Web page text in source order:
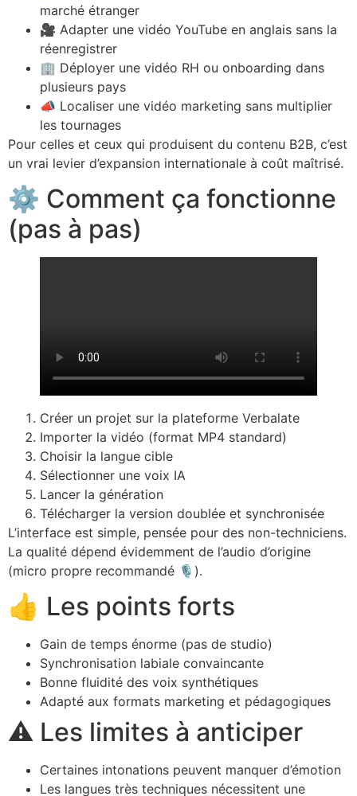
marché étranger
🎥 Adapter une vidéo YouTube en anglais sans la
réenregistrer
🏢 Déployer une vidéo RH ou onboarding dans
plusieurs pays
📣 Localiser une vidéo marketing sans multiplier
les tournages
Pour celles et ceux qui produisent du contenu B2B, c’est
un vrai levier d’expansion internationale à coût maîtrisé.
⚙️ Comment ça fonctionne
(pas à pas)
Créer un projet sur la plateforme Verbalate
Importer la vidéo (format MP4 standard)
Choisir la langue cible
Sélectionner une voix IA
Lancer la génération
Télécharger la version doublée et synchronisée
L’interface est simple, pensée pour des non-techniciens.
La qualité dépend évidemment de l’audio d’origine
(micro propre recommandé 🎙️).
👍 Les points forts
Gain de temps énorme (pas de studio)
Synchronisation labiale convaincante
Bonne fluidité des voix synthétiques
Adapté aux formats marketing et pédagogiques
⚠️ Les limites à anticiper
Certaines intonations peuvent manquer d’émotion
Les langues très techniques nécessitent une